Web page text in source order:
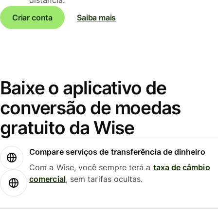
Criar conta
Saiba mais
Baixe o aplicativo de
conversão de moedas
gratuito da Wise
Compare serviços de transferência de dinheiro
Com a Wise, você sempre terá a taxa de câmbio
comercial, sem tarifas ocultas.